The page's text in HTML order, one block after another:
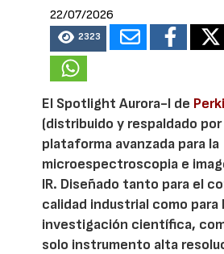
22/07/2026
2323
El Spotlight Aurora-I de
(distribuido y respaldado por
plataforma avanzada para la
microespectroscopia e
IR. Diseñado tanto para el
calidad industrial como para
investigación científica,
solo instrumento alta